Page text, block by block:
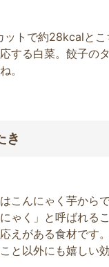
ットで約28kcalと
する白菜。餃子の
。
き
こんにゃく芋から
にゃく」と呼ばれ
えがある食材です
と以外にも嬉しい